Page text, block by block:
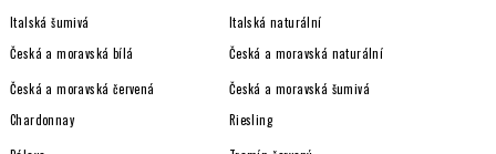
k
y
v
ý
p
Italská šumivá
Italská naturální
Česká a moravská bílá
Česká a moravská naturální
Česká a moravská červená
Česká a moravská šumivá
Chardonnay
Riesling